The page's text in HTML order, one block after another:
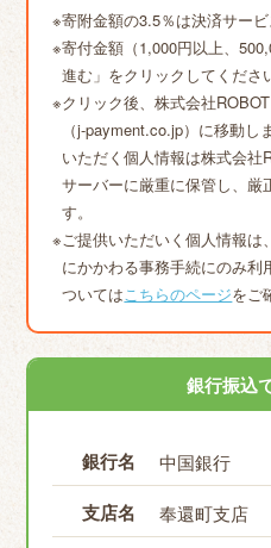
寄附金額の3.5％は決済サー
寄付金額（1,000円以上、
進む」をクリックしてくださ
クリック後、株式会社
（j-payment.co.jp）に移動
いただく個人情報は株式会社
サーバーに厳重に保管し、厳
す。
ご提供いただいく個人情報
にかかわる事務手続にのみ利
ついては こちらのページをご
銀行振込
銀行名 中国銀行
支店名 奉還町支店